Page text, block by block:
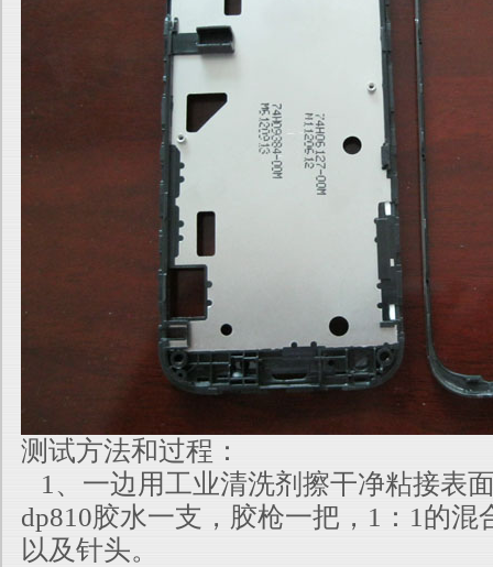
测试方法和过程：
1、一边用工业清洗剂擦干净粘接表
dp810胶水一支，胶枪一把，1：1的混
以及针头。